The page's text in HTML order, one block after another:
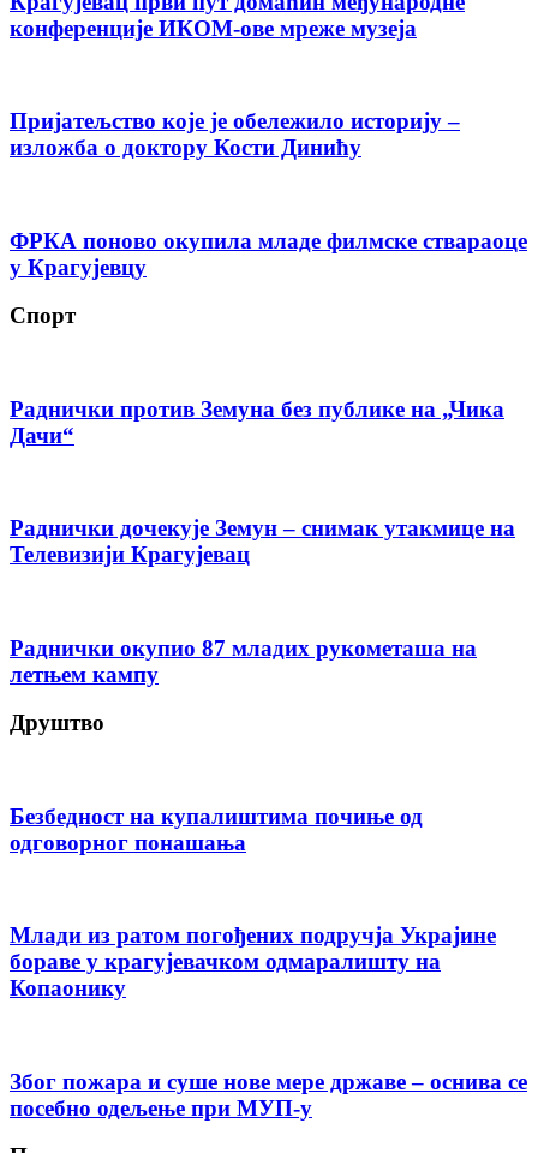
конференције ИКОМ-ове мреже музеја
Пријатељство које је обележило историју –
изложба о доктору Кости Динићу
ФРКА поново окупила младе филмске ствараоце
у Крагујевцу
Спорт
Раднички против Земуна без публике на „Чика
Дачи“
Раднички дочекује Земун – снимак утакмице на
Телевизији Крагујевац
Раднички окупио 87 младих рукометаша на
летњем кампу
Друштво
Безбедност на купалиштима почиње од
одговорног понашања
Млади из ратом погођених подручја Украјине
бораве у крагујевачком одмаралишту на
Копаонику
Због пожара и суше нове мере државе – оснива се
посебно одељење при МУП-у